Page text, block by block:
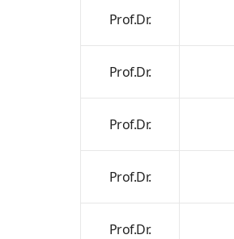
Prof.Dr.
Prof.Dr.
Prof.Dr.
Prof.Dr.
Prof.Dr.